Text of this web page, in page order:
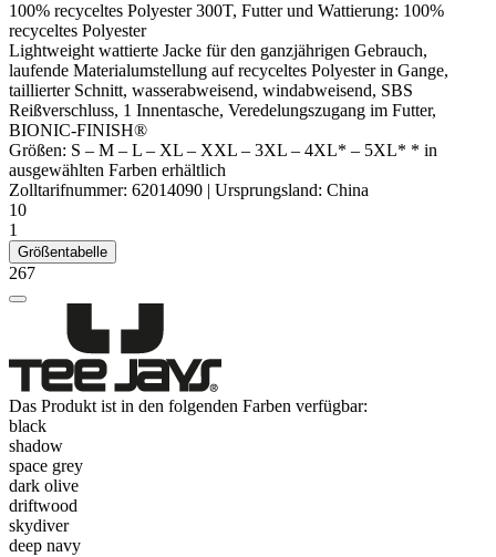
100% recyceltes Polyester300T, Futter und Wattierung: 100%
recyceltes Polyester
Lightweight wattierte Jacke für den ganzjährigen Gebrauch,
laufende Materialumstellung auf recyceltes Polyesterin Gange,
taillierter Schnitt, wasserabweisend, windabweisend, SBS
Reißverschluss, 1 Innentasche, Veredelungszugang im Futter,
BIONIC-FINISH®
Größen: S – M – L – XL – XXL – 3XL – 4XL* – 5XL* * in
ausgewählten Farben erhältlich
Zolltarifnummer: 62014090 | Ursprungsland: China
10
1
Größentabelle
267
Das Produkt ist in den folgenden Farben verfügbar:
black
shadow
space grey
dark olive
driftwood
skydiver
deep navy